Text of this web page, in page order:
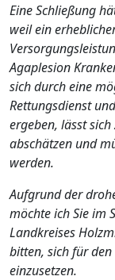
Eine Schließung
weil ein
Agaplesion
sich durch eine
Rettungsdienst
ergeben, lässt
abschätzen und
werden.
Aufgrund der
möchte ich Sie im
Landkreises
bitten, sich für
einzusetzen.